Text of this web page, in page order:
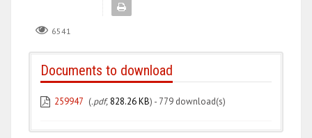
6541
Documents to download
259947 (.pdf, 828.26 KB) - 779 download(s)